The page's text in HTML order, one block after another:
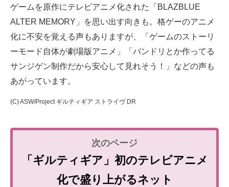
ゲームを原作にテレビアニメ化された「BLAZBLUE
ALTER MEMORY」を思い出す向きも。格ゲーのアニメ
化に不安を覚える声もありますが、「ゲームのストーリ
ーモード自体が劇場版アニメ」「バンドリとか作ってる
サンジゲン制作だから安心して見れそう！」などの声も
あがっています。
(C) ASW/Project ギルティギア ストライヴ DR
「ギルティギア」初のテレビアニメ
化で盛り上がるネット